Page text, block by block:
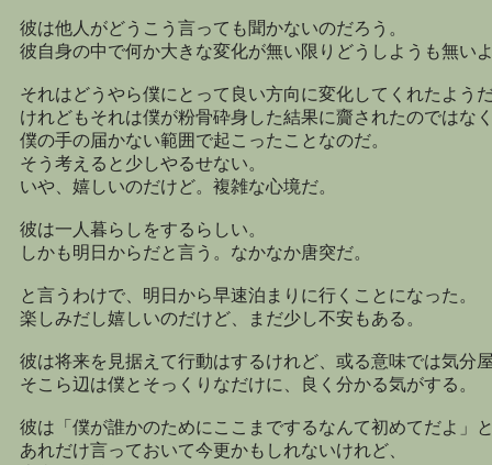
彼は他人がどうこう言っても聞かないのだろう。
彼自身の中で何か大きな変化が無い限りどうしようも無い
それはどうやら僕にとって良い方向に変化してくれたよう
けれどもそれは僕が粉骨砕身した結果に齎されたのではな
僕の手の届かない範囲で起こったことなのだ。
そう考えると少しやるせない。
いや、嬉しいのだけど。複雑な心境だ。
彼は一人暮らしをするらしい。
しかも明日からだと言う。なかなか唐突だ。
と言うわけで、明日から早速泊まりに行くことになった。
楽しみだし嬉しいのだけど、まだ少し不安もある。
彼は将来を見据えて行動はするけれど、或る意味では気分
そこら辺は僕とそっくりなだけに、良く分かる気がする。
彼は「僕が誰かのためにここまでするなんて初めてだよ」
あれだけ言っておいて今更かもしれないけれど、